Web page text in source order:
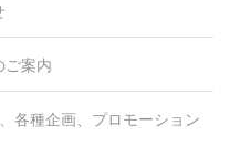
ご案内
各種企画、プロモーション